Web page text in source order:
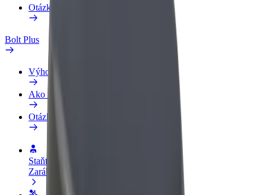
Otázky
Bolt Plus
Výhody
Ako sa pridať
Otázky
Staňte sa vodičom
Zarábajte podľa vlastných pravidiel